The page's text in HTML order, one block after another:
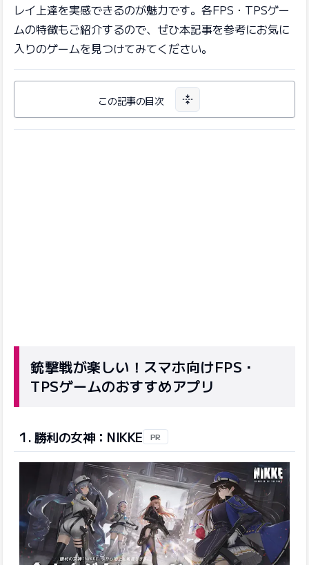
レイ上達を実感できるのが魅力です。各FPS・TPSゲー
ムの特徴もご紹介するので、ぜひ本記事を参考にお気に
入りのゲームを見つけてみてください。
この記事の目次 目次を開く
銃撃戦が楽しい！スマホ向けFPS・
TPSゲームのおすすめアプリ
1. 勝利の女神：NIKKE PR